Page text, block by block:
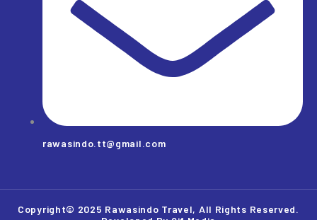
rawasindo.tt@gmail.com
Copyright© 2025 Rawasindo Travel, All Rights Reserved.